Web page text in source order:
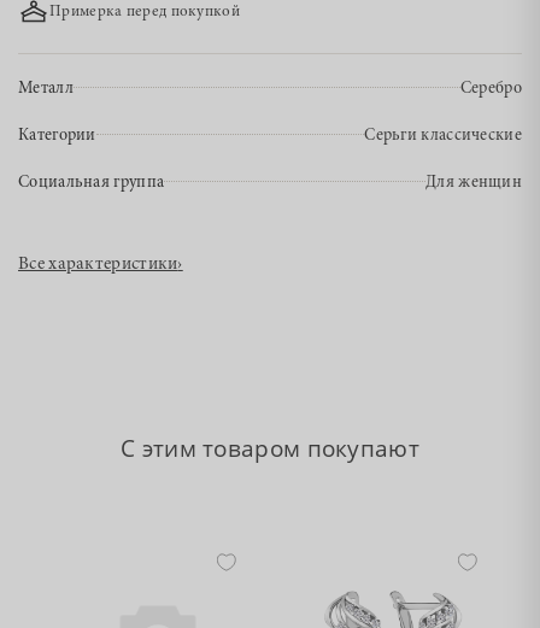
Примерка перед покупкой
Металл Серебро
Категории Серьги классические
Социальная группа Для женщин
Все характеристики›
С этим товаром покупают